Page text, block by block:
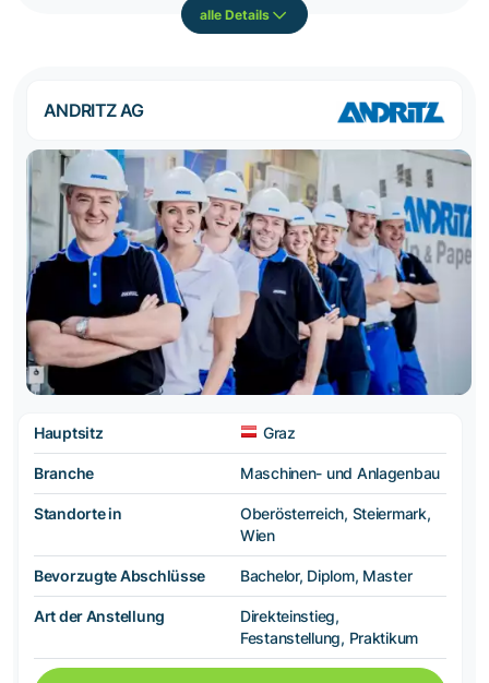
alle Details
ANDRITZ AG
Hauptsitz Graz
Branche Maschinen- und Anlagenbau
Standorte in
Oberösterreich, Steiermark,
Wien
Bevorzugte Abschlüsse Bachelor, Diplom, Master
Art der Anstellung
Direkteinstieg,
Festanstellung, Praktikum